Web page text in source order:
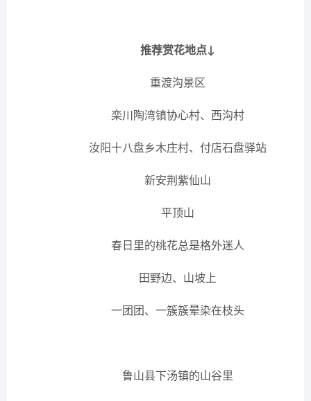
推荐赏花地点↓
重渡沟景区
栾川陶湾镇协心村、西沟村
汝阳十八盘乡木庄村、付店石盘驿站
新安荆紫仙山
平顶山
春日里的桃花总是格外迷人
田野边、山坡上
一团团、一簇簇晕染在枝头
鲁山县下汤镇的山谷里